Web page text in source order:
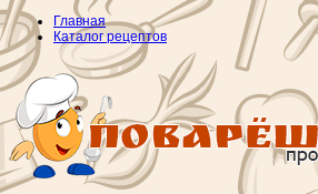
Главная
Каталог рецептов